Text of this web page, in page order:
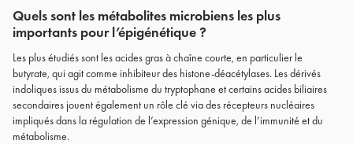
Quels sont les métabolites microbiens les plus
importants pour l’épigénétique ?
Les plus étudiés sont les acides gras à chaîne courte, en particulier le
butyrate, qui agit comme inhibiteur des histone-déacétylases. Les dérivés
indoliques issus du métabolisme du tryptophane et certains acides biliaires
secondaires jouent également un rôle clé via des récepteurs nucléaires
impliqués dans la régulation de l’expression génique, de l’immunité et du
métabolisme.